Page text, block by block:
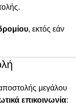
, εκτός εάν
μεγάλου
επικοινωνία: